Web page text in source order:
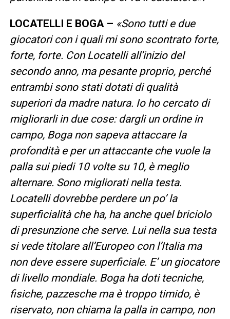
LOCATELLI E BOGA – «Sono tutti e due
giocatori con i quali mi sono scontrato forte,
forte, forte. Con Locatelli all’inizio del
secondo anno, ma pesante proprio, perché
entrambi sono stati dotati di qualità
superiori da madre natura. Io ho cercato di
migliorarli in due cose: dargli un ordine in
campo, Boga non sapeva attaccare la
profondità e per un attaccante che vuole la
palla sui piedi 10 volte su 10, è meglio
alternare. Sono migliorati nella testa.
Locatelli dovrebbe perdere un po’ la
superficialità che ha, ha anche quel briciolo
di presunzione che serve. Lui nella sua testa
si vede titolare all’Europeo con l’Italia ma
non deve essere superficiale. E’ un giocatore
di livello mondiale. Boga ha doti tecniche,
fisiche, pazzesche ma è troppo timido, è
riservato, non chiama la palla in campo, non